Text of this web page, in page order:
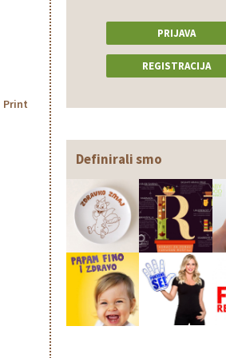
Print
PRIJAVA
REGISTRACIJA
Definirali smo